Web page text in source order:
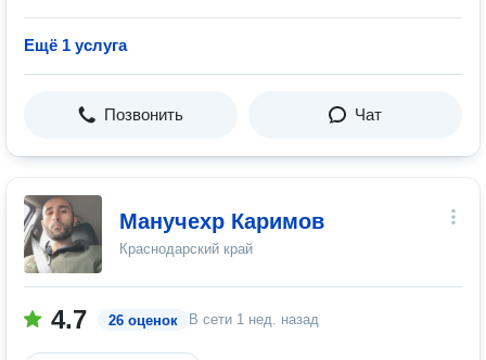
Ещё 1 услуга
Позвонить Чат
Манучехр Каримов
Краснодарский край
4.7 26 оценок В сети 1 нед. назад